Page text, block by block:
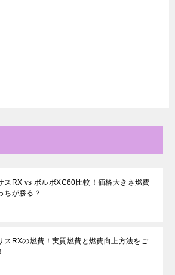
スRX vs ボルボXC60比較！価格大きさ燃費
ちが勝る？
スRXの燃費！実質燃費と燃費向上方法をご